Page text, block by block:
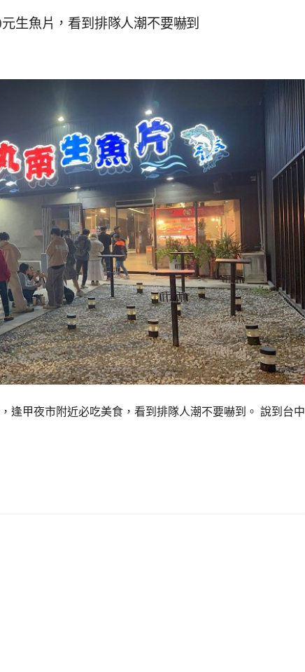
生魚片，看到排隊人潮不要嚇到
逢甲夜市附近必吃美食，看到排隊人潮不要嚇到。 說到台中